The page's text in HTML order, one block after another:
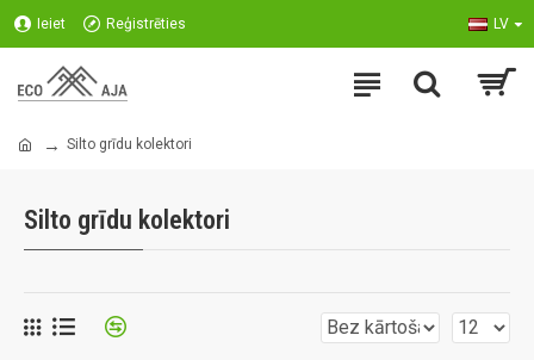
Ieiet Reģistrēties LV
Silto grīdu kolektori
Silto grīdu kolektori